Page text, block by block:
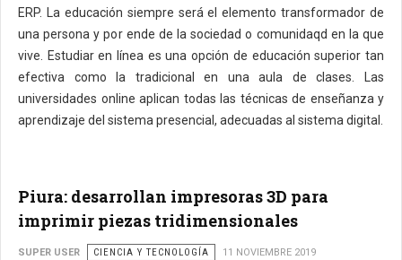
ERP. La educación siempre será el elemento transformador de
una persona y por ende de la sociedad o comunidaqd en la que
vive. Estudiar en línea es una opción de educación superior tan
efectiva como la tradicional en una aula de clases. Las
universidades online aplican todas las técnicas de enseñanza y
aprendizaje del sistema presencial, adecuadas al sistema digital.
Piura: desarrollan impresoras 3D para
imprimir piezas tridimensionales
SUPER USER CIENCIA Y TECNOLOGÍA 11 NOVIEMBRE 2019